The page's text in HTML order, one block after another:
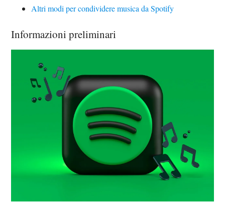
Altri modi per condividere musica da Spotify
Informazioni preliminari